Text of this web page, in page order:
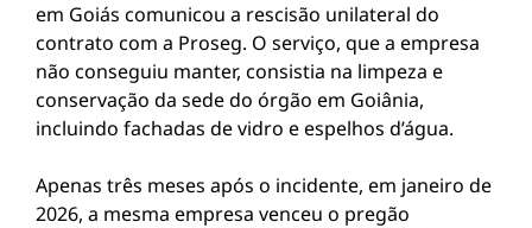
em Goiás comunicou a rescisão unilateral do
contrato com a Proseg. O serviço, que a empresa
não conseguiu manter, consistia na limpeza e
conservação da sede do órgão em Goiânia,
incluindo fachadas de vidro e espelhos d’água.
​Apenas três meses após o incidente, em janeiro de
2026, a mesma empresa venceu o pregão